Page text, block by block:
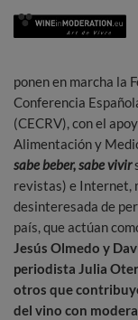
ponen en marcha la
Conferencia
(CECRV), con el
Alimentación y
sabe beber, sabe vivir
revistas) e Internet,
desinteresada de
país, que actúan
Jesús Olmedo y
periodista Julia
otros que
del vino con